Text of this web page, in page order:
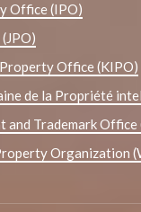
Office (IPO)
Office (KIPO)
de la Propriété
and Trademark Office
Organization